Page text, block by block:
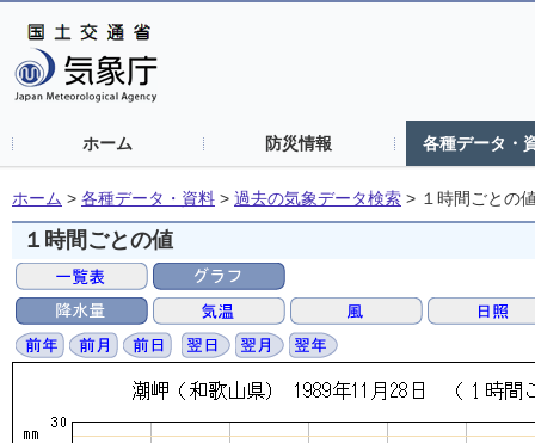
ホーム 防災情報 各種データ・
ホーム > 各種データ・資料 > 過去の気象データ検索 > １時間ごとの
１時間ごとの値